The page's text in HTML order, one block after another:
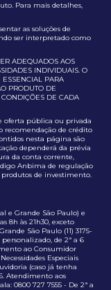
Para mais detalhes,
as soluções de
ser interpretado como
ADEQUADOS AOS
INDIVIDUAIS. O
PARA
PRODUTO DE
DE CADA
oferta pública ou privada
recomendação de crédito
nesta página são
dependerá da prévia
da conta corrente,
Anbima de regulação
de investimento.
e Grande São Paulo) e
8h às 21h30, exceto
São Paulo (11) 3175-
de 2ª a 6
ao Consumidor
Especiais
(caso já tenha
Atendimento aos
0800 727 7555 - De 2ª a